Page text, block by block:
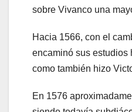
sobre Vivanco una
Hacia 1566, con el
encaminó sus estudios
como también hizo
En 1576